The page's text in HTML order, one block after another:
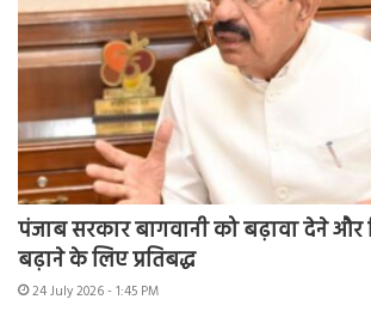
पंजाब सरकार बागवानी को बढ़ावा देने
बढ़ाने के लिए प्रतिबद्ध
24 July 2026 - 1:45 PM